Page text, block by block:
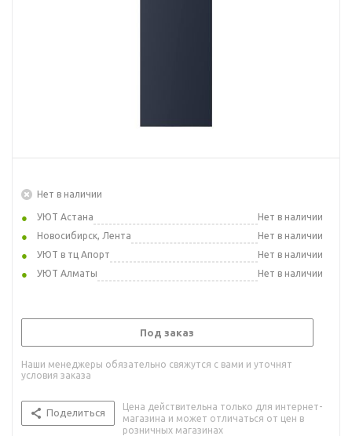
Нет в наличии
УЮТ Астана
Нет в наличии
Новосибирск, Лента
Нет в наличии
УЮТ в тц Апорт
Нет в наличии
УЮТ Алматы
Нет в наличии
Под заказ
Наши менеджеры обязательно свяжутся с вами и уточнят
условия заказа
Поделиться
Цена действительна только для интернет-
магазина и может отличаться от цен в
розничных магазинах